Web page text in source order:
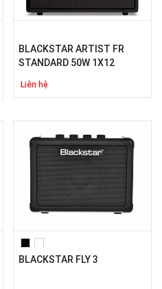
BLACKSTAR ARTIST FR
STANDARD 50W 1X12
Liên hệ
BLACKSTAR FLY 3